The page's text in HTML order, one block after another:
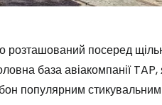
розташований посеред
база авіакомпанії
популярним